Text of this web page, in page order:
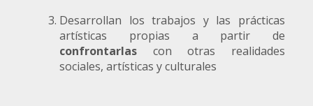
Desarrollan los trabajos y las prácticas
artísticas propias a partir de
confrontarlas con otras realidades
sociales, artísticas y culturales